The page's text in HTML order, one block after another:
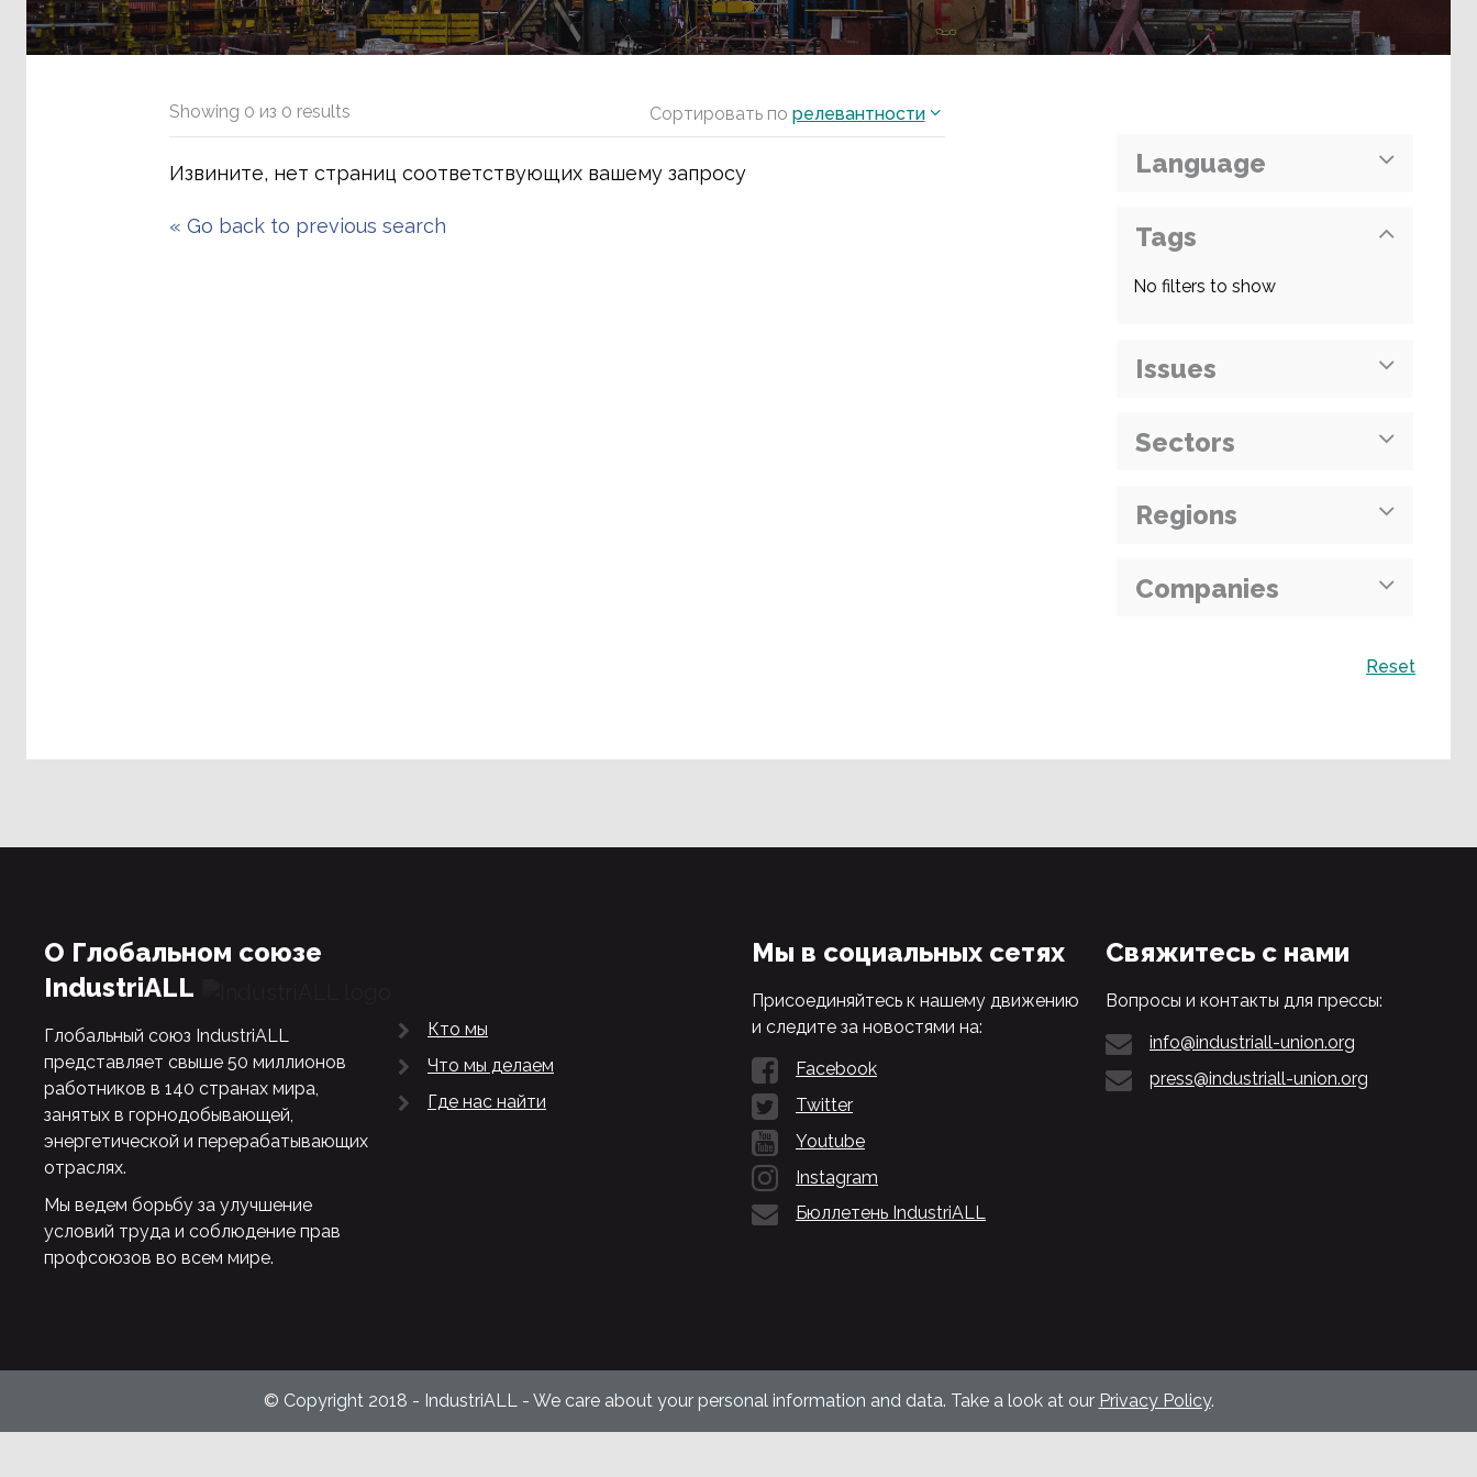
Showing 0 из 0 results Сортировать по релевантности
Извините, нет страниц соответствующих вашему запросу
«Go back to previous search
Language
Tags
No filters to show
Issues
Sectors
Regions
Companies
Reset
О Глобальном союзе
IndustriALL
Глобальный союз IndustriALL
представляет свыше 50 миллионов
работников в 140 странах мира,
занятых в горнодобывающей,
энергетической и перерабатывающих
отраслях.
Мы ведем борьбу за улучшение
условий труда и соблюдение прав
профсоюзов во всем мире.
Кто мы
Что мы делаем
Где нас найти
Мы в социальных сетях
Присоединяйтесь к нашему движению
и следите за новостями на:
Facebook
Twitter
Youtube
Instagram
Бюллетень IndustriALL
Свяжитесь с нами
Вопросы и контакты для прессы:
info@industriall-union.org
press@industriall-union.org
© Copyright 2018 - IndustriALL - We care about your personal information and data. Take a look at our Privacy Policy.